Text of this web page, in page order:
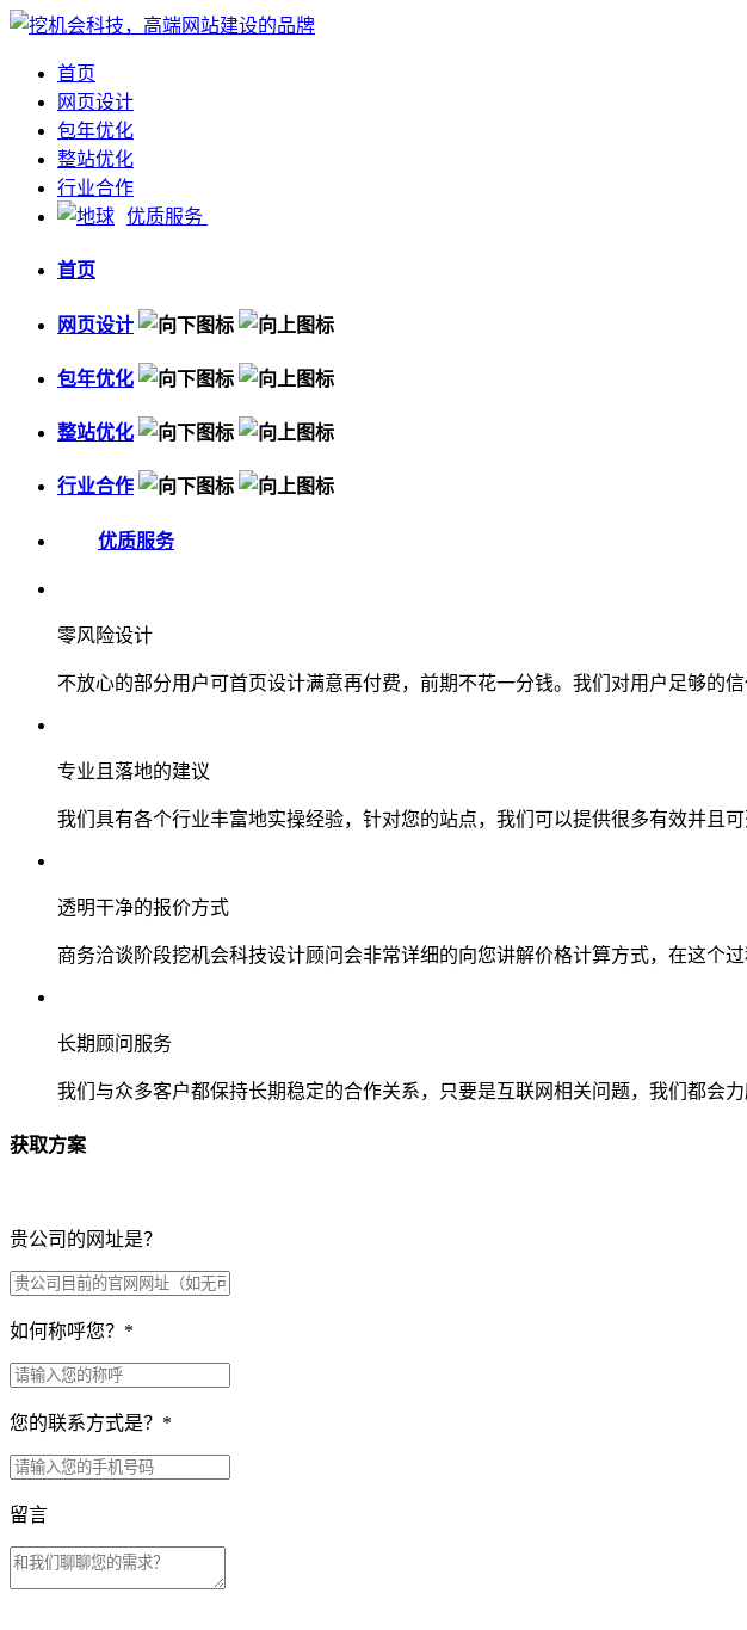
首页
网页设计
包年优化
整站优化
行业合作
优质服务
首页
网页设计
包年优化
整站优化
行业合作
优质服务
零风险设计
不放心的部分用户可首页设计满意再付费，前期不花一分钱。我们对用户足够的
专业且落地的建议
我们具有各个行业丰富地实操经验，针对您的站点，我们可以提供很多有效并且
透明干净的报价方式
商务洽谈阶段挖机会科技设计顾问会非常详细的向您讲解价格计算方式，在这个
长期顾问服务
我们与众多客户都保持长期稳定的合作关系，只要是互联网相关问题，我们都会
获取方案
贵公司的网址是？
如何称呼您？ *
您的联系方式是？ *
留言